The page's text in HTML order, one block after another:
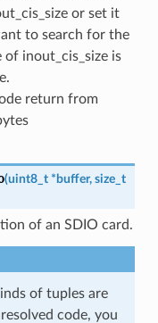
or set it
to search for the
inout_cis_size is
return from
(uint8_t *buffer, size_t
of an SDIO card.
of tuples are
code, you